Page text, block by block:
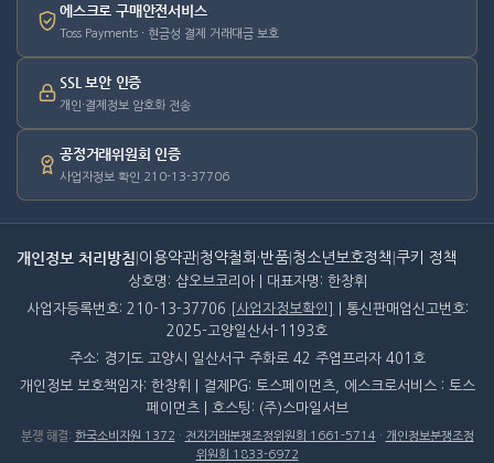
에스크로 구매안전서비스
Toss Payments · 현금성 결제 거래대금 보호
SSL 보안 인증
개인·결제정보 암호화 전송
공정거래위원회 인증
사업자정보 확인 210-13-37706
개인정보 처리방침 이용약관 청약철회·반품 청소년보호정책 쿠키 정책
상호명: 샵오브코리아 | 대표자명: 한창휘
사업자등록번호: 210-13-37706
[사업자정보확인]
| 통신판매업신고번호:
2025-고양일산서-1193호
주소: 경기도 고양시 일산서구 주화로 42 주엽프라자 401호
개인정보 보호책임자: 한창휘 | 결제PG: 토스페이먼츠, 에스크로서비스 : 토스
페이먼츠 | 호스팅: (주)스마일서브
분쟁 해결: 한국소비자원 1372 · 전자거래분쟁조정위원회 1661-5714 · 개인정보분쟁조정
위원회 1833-6972